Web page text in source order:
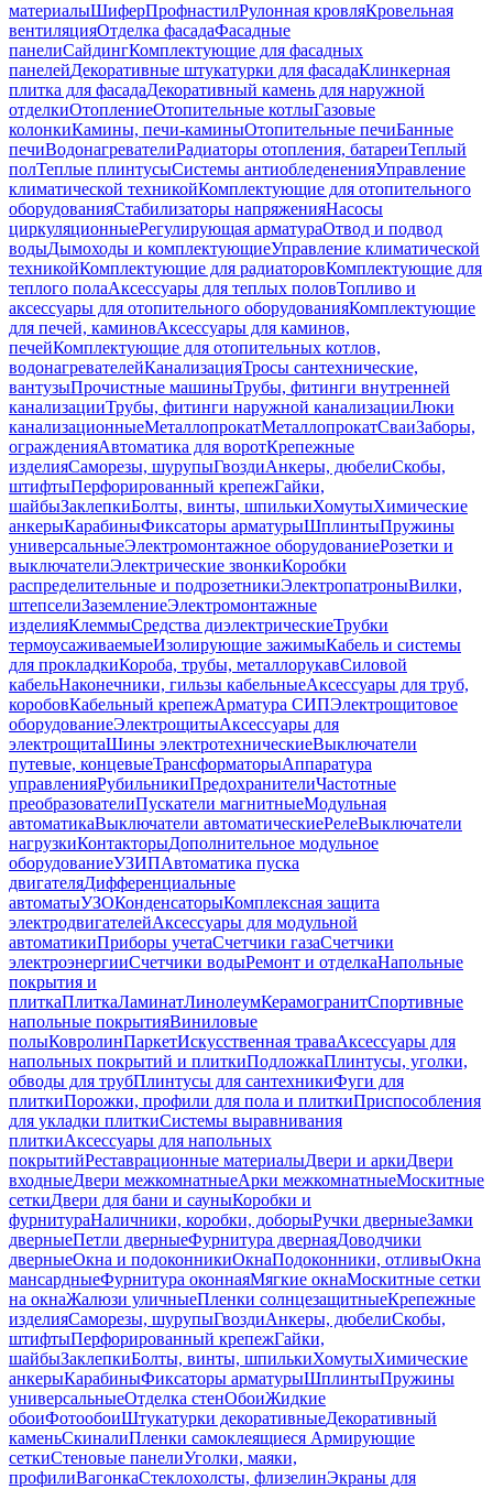
материалыШиферПрофнастилРулонная кровляКровельная
вентиляцияОтделка фасадаФасадные
панелиСайдингКомплектующие для фасадных
панелейДекоративные штукатурки для фасадаКлинкерная
плитка для фасадаДекоративный камень для наружной
отделкиОтоплениеОтопительные котлыГазовые
колонкиКамины, печи-каминыОтопительные печиБанные
печиВодонагревателиРадиаторы отопления, батареиТеплый
полТеплые плинтусыСистемы антиобледененияУправление
климатической техникойКомплектующие для отопительного
оборудованияСтабилизаторы напряженияНасосы
циркуляционныеРегулирующая арматураОтвод и подвод
водыДымоходы и комплектующиеУправление климатической
техникойКомплектующие для радиаторовКомплектующие для
теплого полаАксессуары для теплых половТопливо и
аксессуары для отопительного оборудованияКомплектующие
для печей, каминовАксессуары для каминов,
печейКомплектующие для отопительных котлов,
водонагревателейКанализацияТросы сантехнические,
вантузыПрочистные машиныТрубы, фитинги внутренней
канализацииТрубы, фитинги наружной канализацииЛюки
канализационныеМеталлопрокатМеталлопрокатСваиЗаборы,
огражденияАвтоматика для воротКрепежные
изделияСаморезы, шурупыГвоздиАнкеры, дюбелиСкобы,
штифтыПерфорированный крепежГайки,
шайбыЗаклепкиБолты, винты, шпилькиХомутыХимические
анкерыКарабиныФиксаторы арматурыШплинтыПружины
универсальныеЭлектромонтажное оборудованиеРозетки и
выключателиЭлектрические звонкиКоробки
распределительные и подрозетникиЭлектропатроныВилки,
штепселиЗаземлениеЭлектромонтажные
изделияКлеммыСредства диэлектрическиеТрубки
термоусаживаемыеИзолирующие зажимыКабель и системы
для прокладкиКороба, трубы, металлорукавСиловой
кабельНаконечники, гильзы кабельныеАксессуары для труб,
коробовКабельный крепежАрматура СИПЭлектрощитовое
оборудованиеЭлектрощитыАксессуары для
электрощитаШины электротехническиеВыключатели
путевые, концевыеТрансформаторыАппаратура
управленияРубильникиПредохранителиЧастотные
преобразователиПускатели магнитныеМодульная
автоматикаВыключатели автоматическиеРелеВыключатели
нагрузкиКонтакторыДополнительное модульное
оборудованиеУЗИПАвтоматика пуска
двигателяДифференциальные
автоматыУЗОКонденсаторыКомплексная защита
электродвигателейАксессуары для модульной
автоматикиПриборы учетаСчетчики газаСчетчики
электроэнергииСчетчики водыРемонт и отделкаНапольные
покрытия и
плиткаПлиткаЛаминатЛинолеумКерамогранитСпортивные
напольные покрытияВиниловые
полыКовролинПаркетИскусственная траваАксессуары для
напольных покрытий и плиткиПодложкаПлинтусы, уголки,
обводы для трубПлинтусы для сантехникиФуги для
плиткиПорожки, профили для пола и плиткиПриспособления
для укладки плиткиСистемы выравнивания
плиткиАксессуары для напольных
покрытийРеставрационные материалыДвери и аркиДвери
входныеДвери межкомнатныеАрки межкомнатныеМоскитные
сеткиДвери для бани и сауныКоробки и
фурнитураНаличники, коробки, доборыРучки дверныеЗамки
дверныеПетли дверныеФурнитура двернаяДоводчики
дверныеОкна и подоконникиОкнаПодоконники, отливыОкна
мансардныеФурнитура оконнаяМягкие окнаМоскитные сетки
на окнаЖалюзи уличныеПленки солнцезащитныеКрепежные
изделияСаморезы, шурупыГвоздиАнкеры, дюбелиСкобы,
штифтыПерфорированный крепежГайки,
шайбыЗаклепкиБолты, винты, шпилькиХомутыХимические
анкерыКарабиныФиксаторы арматурыШплинтыПружины
универсальныеОтделка стенОбоиЖидкие
обоиФотообоиШтукатурки декоративныеДекоративный
каменьСкиналиПленки самоклеящиеся Армирующие
сеткиСтеновые панелиУголки, маяки,
профилиВагонкаСтеклохолсты, флизелинЭкраны для